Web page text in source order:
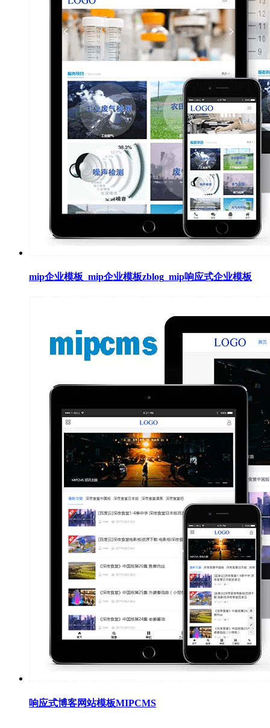
mip企业模板_mip企业模板zblog_mip响应式企业模板
响应式博客网站模板MIPCMS